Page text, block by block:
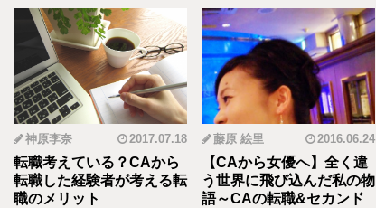
神原李奈 2017.07.18
転職考えている？CAから
転職した経験者が考える転
職のメリット
藤原 絵里 2016.06.24
【CAから女優へ】全く違
う世界に飛び込んだ私の物
語～CAの転職&セカンド